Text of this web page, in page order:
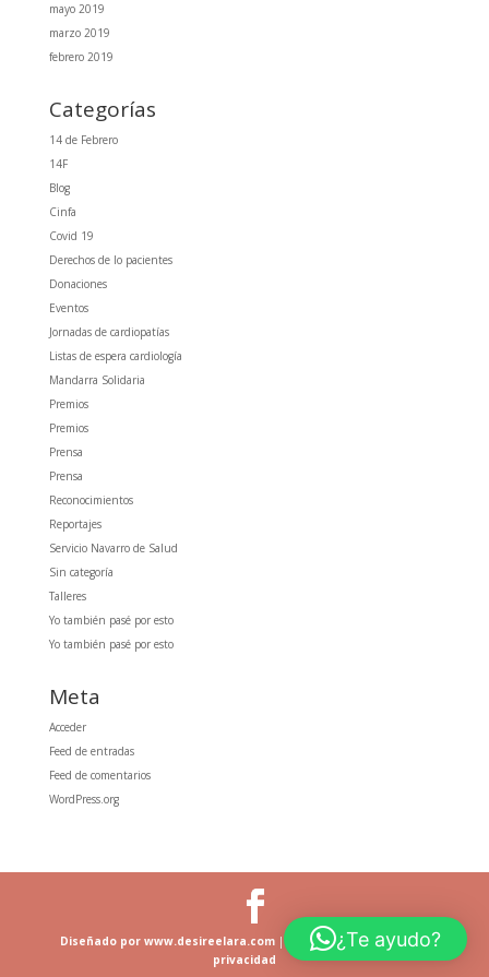
mayo 2019
marzo 2019
febrero 2019
Categorías
14 de Febrero
14F
Blog
Cinfa
Covid 19
Derechos de lo pacientes
Donaciones
Eventos
Jornadas de cardiopatías
Listas de espera cardiología
Mandarra Solidaria
Premios
Premios
Prensa
Prensa
Reconocimientos
Reportajes
Servicio Navarro de Salud
Sin categoría
Talleres
Yo también pasé por esto
Yo también pasé por esto
Meta
Acceder
Feed de entradas
Feed de comentarios
WordPress.org
Diseñado por www.desireelara.com |Aviso legal y política de
privacidad
¿Te ayudo?